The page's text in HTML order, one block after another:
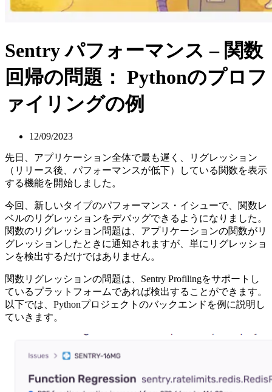
Sentry パフォーマンス – 関数
回帰の問題： Pythonのプロフ
ァイリングの例
12/09/2023
先日、アプリケーション全体で最も遅く、リグレッション
（リリース後、パフォーマンスが低下）している関数を表示
する機能を開始しました。
今回、新しいタイプのパフォーマンス・イシューで、関数レ
ベルのリグレッションをデバッグできるようになりました。
関数のリグレッション問題は、アプリケーションの関数がリ
グレッションしたときに通知されますが、単にリグレッショ
ンを検出するだけではありません。
関数リグレッションの問題は、Sentry Profilingをサポートし
ているプラットフォームであれば検出することができます。
以下では、Pythonプロジェクトのバックエンドを例に説明し
ていきます。